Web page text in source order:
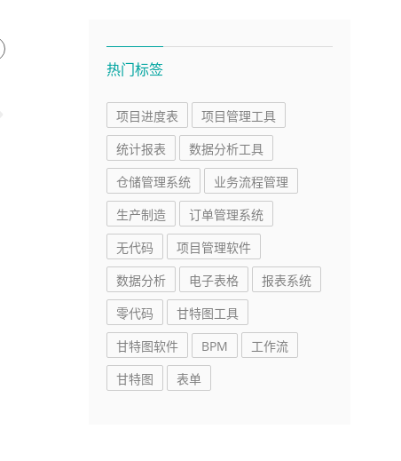
热门标签
项目进度表
项目管理工具
统计报表
数据分析工具
仓储管理系统
业务流程管理
生产制造
订单管理系统
无代码
项目管理软件
数据分析
电子表格
报表系统
零代码
甘特图工具
甘特图软件
BPM
工作流
甘特图
表单